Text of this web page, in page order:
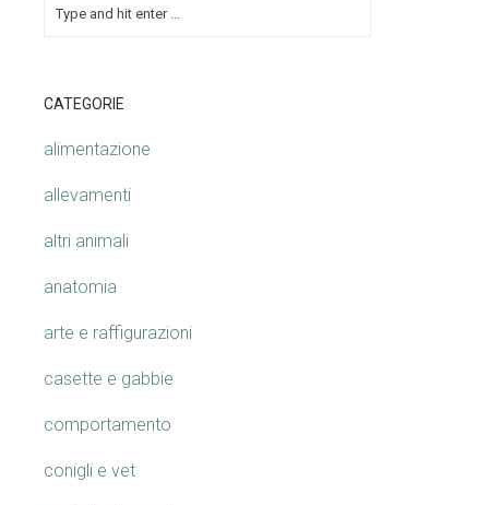
CATEGORIE
alimentazione
allevamenti
altri animali
anatomia
arte e raffigurazioni
casette e gabbie
comportamento
conigli e vet